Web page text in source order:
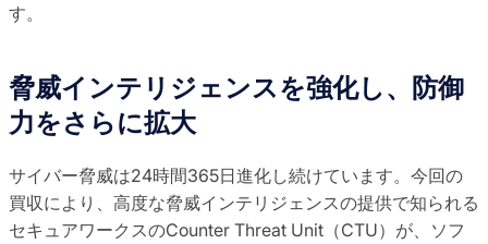
す。
脅威インテリジェンスを強化し、防御
力をさらに拡大
サイバー脅威は24時間365日進化し続けています。今回の
買収により、高度な脅威インテリジェンスの提供で知られる
セキュアワークスのCounter Threat Unit（CTU）が、ソフ